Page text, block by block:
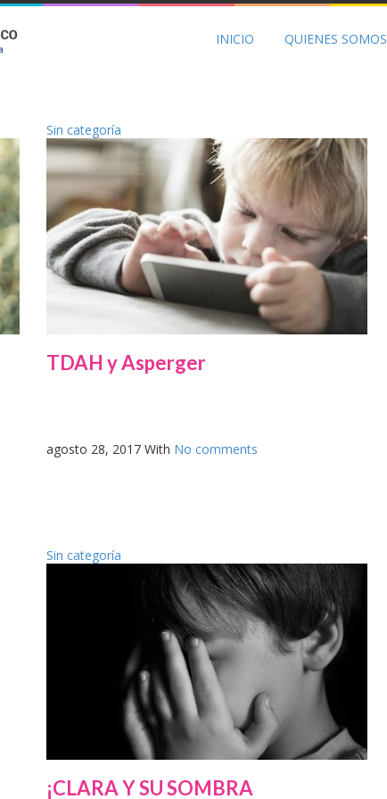
INICIO QUIENES SOMOS
Sin categoría
TDAH y Asperger
agosto 28, 2017 With No comments
Sin categoría
¡CLARA Y SU SOMBRA